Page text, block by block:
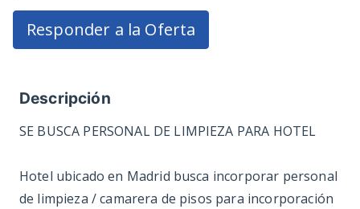
Responder a la Oferta
Descripción
SE BUSCA PERSONAL DE LIMPIEZA PARA HOTEL
Hotel ubicado en Madrid busca incorporar personal
de limpieza / camarera de pisos para incorporación